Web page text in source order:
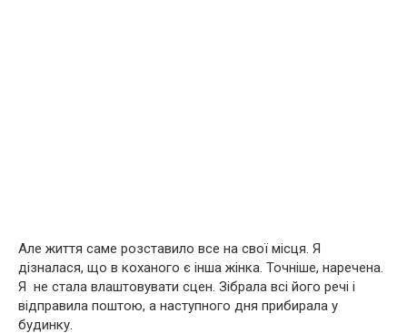
Але життя саме розставило все на свої місця. Я
дізналася, що в коханого є інша жінка. Точніше, наречена.
Я не стала влаштовувати сцен. Зібрала всі його речі і
відправила поштою, а наступного дня прибирала у
будинку.